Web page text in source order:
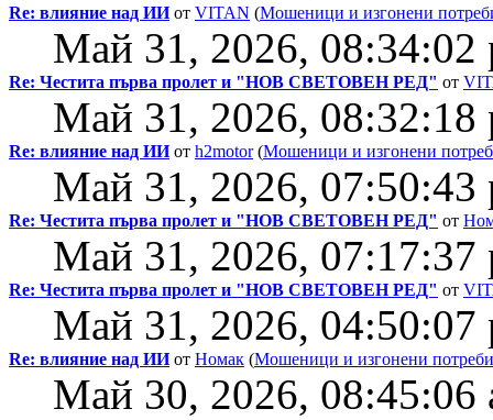
Re: влияние над ИИот VITAN (Мошеници и изгонени
Май 31, 2026, 08:34:02
Re: Честита първа пролет и "НОВ СВЕТОВЕН РЕД" от
Май 31, 2026, 08:32:18
Re: влияние над ИИот h2motor(Мошеници и изгонени
Май 31, 2026, 07:50:43
Re: Честита първа пролет и "НОВ СВЕТОВЕН РЕД" от
Май 31, 2026, 07:17:37
Re: Честита първа пролет и "НОВ СВЕТОВЕН РЕД" от
Май 31, 2026, 04:50:07
Re: влияние над ИИот Номак (Мошеници и изгонени
Май 30, 2026, 08:45:06